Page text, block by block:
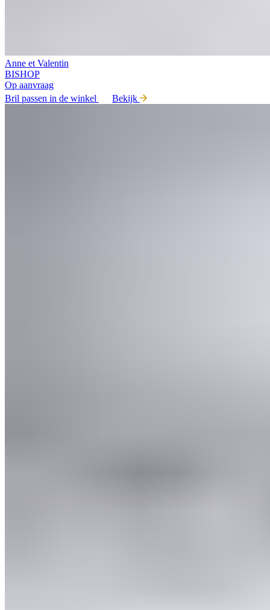
Anne et Valentin
BISHOP
Op aanvraag
Bril passen in de winkel
Bekijk